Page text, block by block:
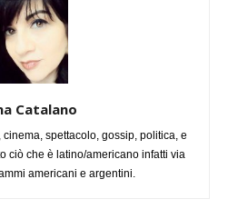
Catalano
spettacolo, gossip, politica, e
ciò che è latino/americano infatti via
americani e argentini.